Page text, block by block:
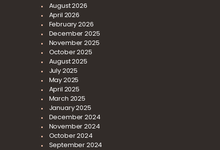
August2026
April 2026
February2026
December2025
November2025
October2025
August2025
July2025
May2025
April 2025
March 2025
January2025
December2024
November2024
October2024
September2024